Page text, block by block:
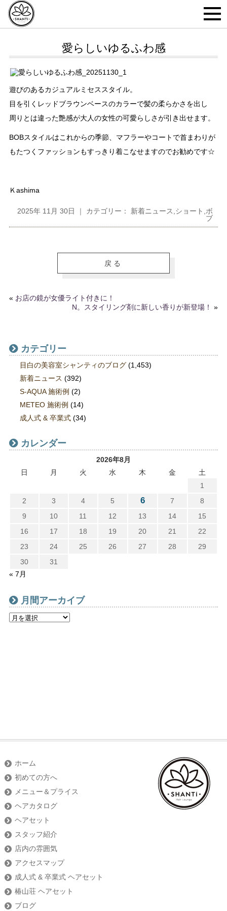
愛らしいゆるふわ感
遊びのあるカジュアルミセススタイル。
目を引くレッドブラウンベースのカラーで髪の柔らかさを出し
周りとは違った艶感が大人の女性の可愛らしさが引き出せます。
BOBスタイルはこれからの季節、マフラーやコートで首まわりが
もたつくファッションもすっきり着こなせますのでお勧めです☆
Ｋashima
2025年 11月 30日 ｜ カテゴリー： 新着ニュース ショート ボ
ブ
戻る
« お店の鏡が女優ライト付きに！
N。スタイリング剤に新しい香りが新登場！
»
カテゴリー
目白の美容室シャンティのブログ(1,453)
新着ニュース (392)
S-AQUA 施術例 (2)
METEO 施術例 (14)
成人式 & 卒業式(34)
カレンダー
2026年8月
日
月 火 水 木 金
土
1
2
3 4 5 6 7
8
9
10 11 12 13 14
15
16
17 18 19 20 21
22
23
24 25 26 27 28
29
30
31
« 7月
月間アーカイブ
ホーム
初めての方へ
メニュー＆プライス
ヘアカタログ
ヘアセット
スタッフ紹介
店内の雰囲気
アクセスマップ
成人式 & 卒業式 ヘアセット
椿山荘 ヘアセット
ブログ